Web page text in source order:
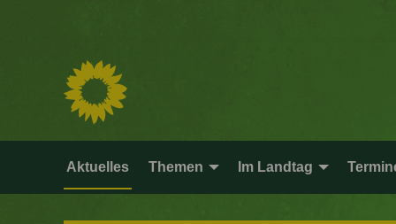
Aktuelles Themen Im Landtag